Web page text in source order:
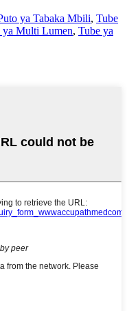
ya Tabaka Mbili, Tube
Multi Lumen, Tube ya